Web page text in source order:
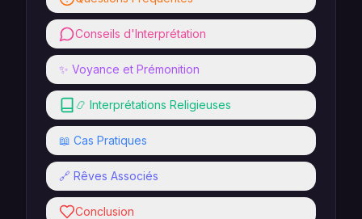
Conseils d'Interprétation
✨ Voyance et Prémonition
📿 Interprétations Religieuses
📖 Cas Pratiques
🔗 Rêves Associés
Conclusion